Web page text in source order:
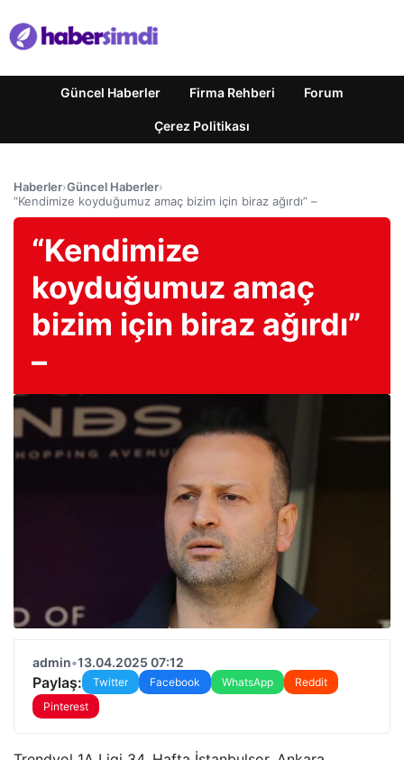
Güncel Haberler Firma Rehberi Forum
Çerez Politikası
Haberler›Güncel Haberler›
“Kendimize koyduğumuz amaç bizim için biraz ağırdı” –
“Kendimize
koyduğumuz amaç
bizim için biraz ağırdı”
–
admin•13.04.2025 07:12
Paylaş: Twitter Facebook WhatsApp
Reddit
Pinterest